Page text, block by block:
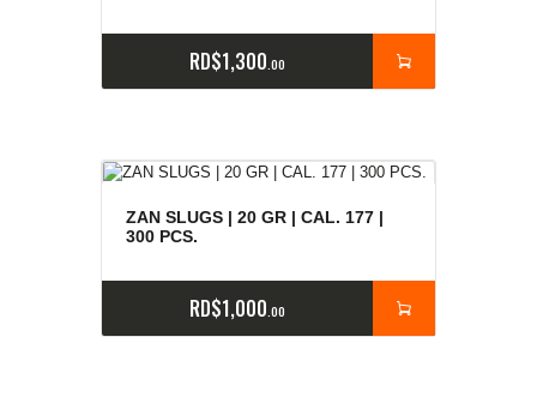
RD$1,300 00
ZAN SLUGS | 20 GR | CAL. 177 |
300 PCS.
RD$1,000 00